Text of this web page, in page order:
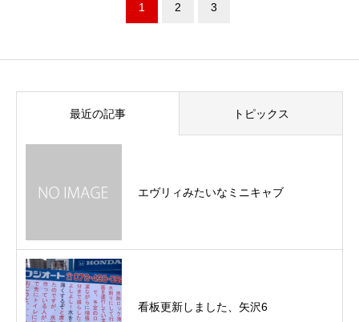
1 2 3
最近の記事 トピックス
エヴリィみたいなミニキャブ
看板更新しました、矢沢6